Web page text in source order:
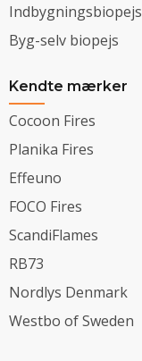
Indbygningsbiopejs
Byg-selv biopejs
Kendte mærker
Cocoon Fires
Planika Fires
Effeuno
FOCO Fires
ScandiFlames
RB73
Nordlys Denmark
Westbo of Sweden